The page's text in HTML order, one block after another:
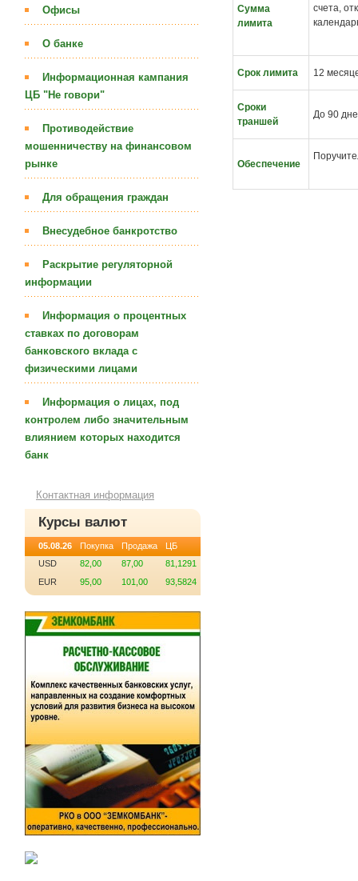
Офисы
О банке
Информационная кампания
ЦБ "Не говори"
Противодействие
мошенничеству на финансовом
рынке
Для обращения граждан
Внесудебное банкротство
Раскрытие регуляторной
информации
Информация о процентных
ставках по договорам
банковского вклада с
физическими лицами
Информация о лицах, под
контролем либо значительным
влиянием которых находится
банк
Контактная информация
Курсы валют
05.08.26 Покупка Продажа
ЦБ
USD
82,00 87,00
81,1291
EUR
95,00 101,00 93,5824
Сумма
лимита
счета,
Срок лимита 12
Сроки
траншей
До 90
Обеспечение